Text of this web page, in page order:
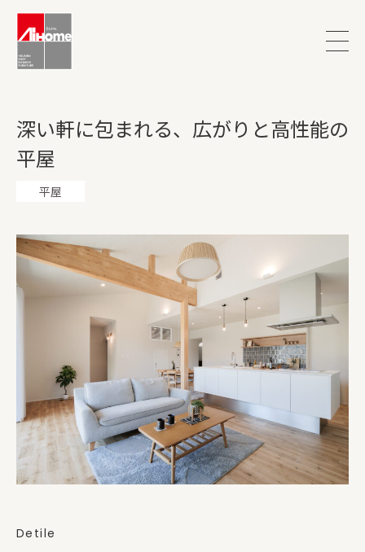
深い軒に包まれる、広がりと高性能の
平屋
平屋
Detile